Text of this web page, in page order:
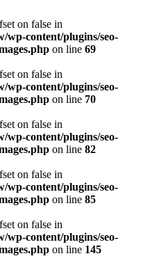
on false in
wp-content/plugins/seo-
on line 69
on false in
wp-content/plugins/seo-
on line 70
on false in
wp-content/plugins/seo-
on line 82
on false in
wp-content/plugins/seo-
on line 85
on false in
wp-content/plugins/seo-
on line 145